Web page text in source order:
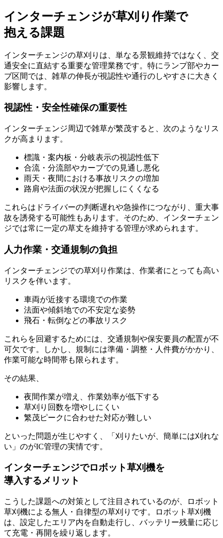
インターチェンジが草刈り作業で
抱える課題
インターチェンジの草刈りは、単なる景観維持ではなく、交
通安全に直結する重要な管理業務です。特にランプ部やカー
ブ区間では、雑草の伸長が視認性や通行のしやすさに大きく
影響します。
視認性・安全性確保の重要性
インターチェンジ周辺で雑草が繁茂すると、次のようなリス
クが高まります。
標識・案内板・分岐表示の視認性低下
合流・分流部やカーブでの見通し悪化
雨天・夜間における事故リスクの増加
路肩や法面の状況が把握しにくくなる
これらはドライバーの判断遅れや急操作につながり、重大事
故を誘発する可能性もあります。そのため、インターチェン
ジでは常に一定の草丈を維持する管理が求められます。
人力作業・交通規制の負担
インターチェンジでの草刈り作業は、作業者にとっても高い
リスクを伴います。
車両が近接する環境での作業
法面や傾斜地での不安定な姿勢
飛石・転倒などの事故リスク
これらを回避するためには、交通規制や保安要員の配置が不
可欠です。しかし、規制には準備・調整・人件費がかかり、
作業可能な時間帯も限られます。
その結果、
夜間作業が増え、作業効率が低下する
草刈り回数を増やしにくい
繁茂ピークに合わせた対応が難しい
といった問題が生じやすく、
「刈りたいが、簡単には刈れな
い」 のがIC管理の実情です。
インターチェンジでロボット草刈機を
導入するメリット
こうした課題への対策として注目されているのが、ロボット
草刈機による無人・自律型の草刈りです。ロボット草刈機
は、設定したエリア内を自動走行し、バッテリー残量に応じ
て充電・再開を繰り返します。